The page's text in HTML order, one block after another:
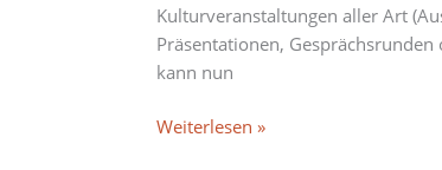
Kulturveranstaltungen aller Art
Präsentationen,
kann nun
„expeRIEMent
Kopfbau“
Weiterlesen »